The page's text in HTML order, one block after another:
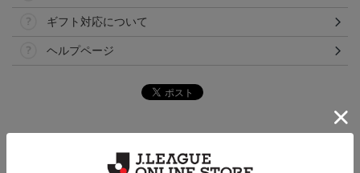
ギフト対応について
ヘルプページ